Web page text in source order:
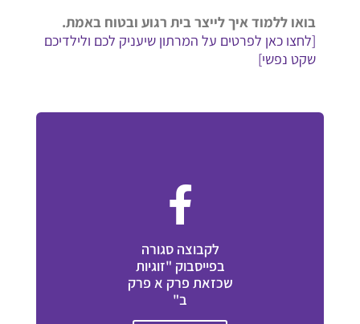
בואו ללמוד איך לייצר בית רגוע ובטוח באמת.
[לחצו כאן לפרטים על המרתון שיעניק לכם ולילדיכם
שקט נפשי]
לקבוצה סגורה
בפייסבוק "זוגיות
שכזאת פרק א פרק
ב"